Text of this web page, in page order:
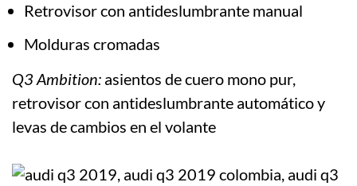
Retrovisor con antideslumbrante manual
Molduras cromadas
Q3 Ambition: asientos de cuero mono pur,
retrovisor con antideslumbrante automático y
levas de cambios en el volante